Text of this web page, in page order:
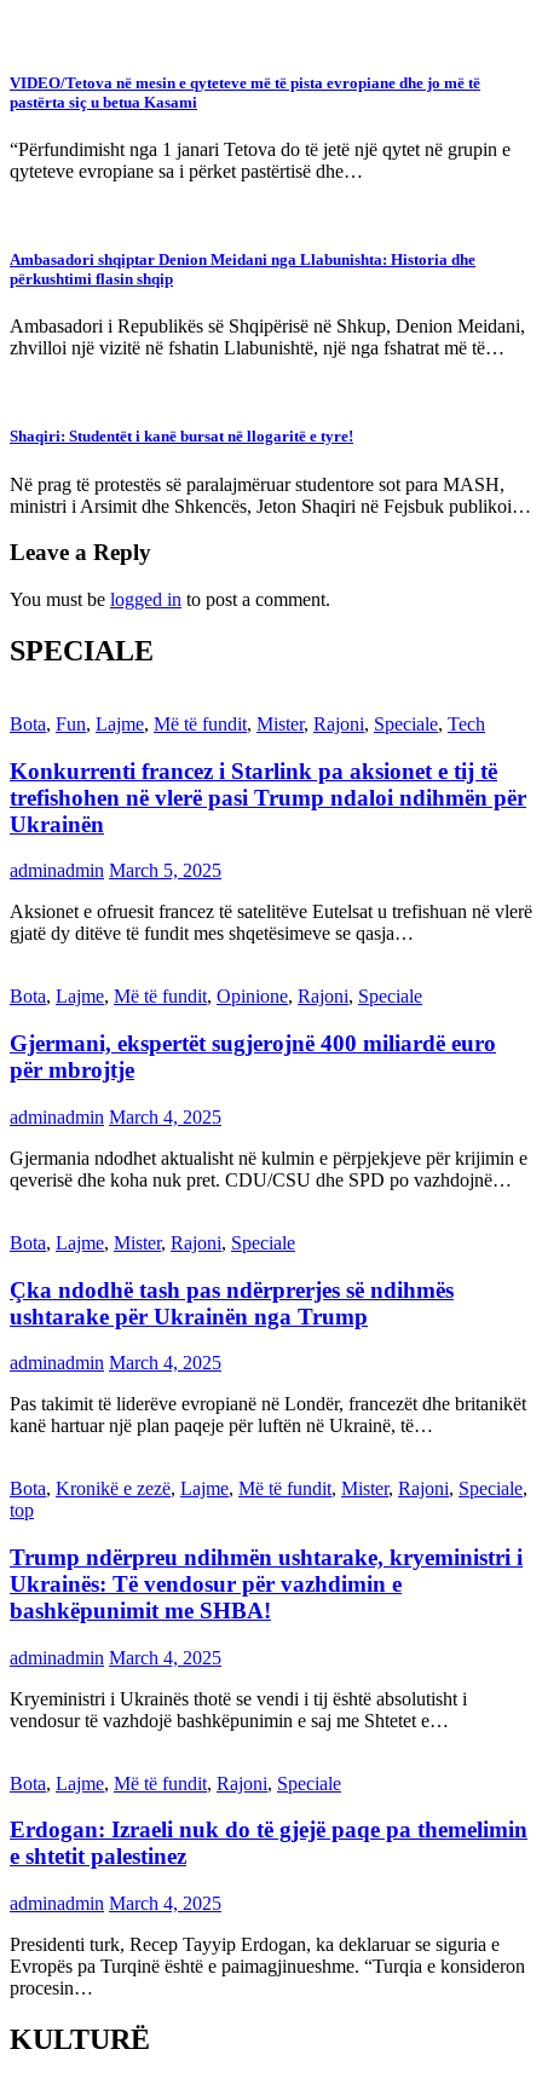
VIDEO/Tetova në mesin e qyteteve më të pista evropiane dhe jo më të
pastërta siç u betua Kasami
“Përfundimisht nga 1 janari Tetova do të jetë një qytet në grupin e
qyteteve evropiane sa i përket pastërtisë dhe…
Ambasadori shqiptar Denion Meidani nga Llabunishta: Historia dhe
përkushtimi flasin shqip
Ambasadori i Republikës së Shqipërisë në Shkup, Denion Meidani,
zhvilloi një vizitë në fshatin Llabunishtë, një nga fshatrat më të…
Shaqiri: Studentët i kanë bursat në llogaritë e tyre!
Në prag të protestës së paralajmëruar studentore sot para MASH,
ministri i Arsimit dhe Shkencës, Jeton Shaqiri në Fejsbuk publikoi…
Leave a Reply
You must be logged in to post a comment.
SPECIALE
Bota, Fun, Lajme, Më të fundit, Mister, Rajoni, Speciale, Tech
Konkurrenti francez i Starlink pa aksionet e tij të
trefishohen në vlerë pasi Trump ndaloi ndihmën për
Ukrainën
adminadmin March 5, 2025
Aksionet e ofruesit francez të satelitëve Eutelsat u trefishuan në vlerë
gjatë dy ditëve të fundit mes shqetësimeve se qasja…
Bota, Lajme, Më të fundit, Opinione, Rajoni, Speciale
Gjermani, ekspertët sugjerojnë 400 miliardë euro
për mbrojtje
adminadmin March 4, 2025
Gjermania ndodhet aktualisht në kulmin e përpjekjeve për krijimin e
qeverisë dhe koha nuk pret. CDU/CSU dhe SPD po vazhdojnë…
Bota, Lajme, Mister, Rajoni, Speciale
Çka ndodhë tash pas ndërprerjes së ndihmës
ushtarake për Ukrainën nga Trump
adminadmin March 4, 2025
Pas takimit të liderëve evropianë në Londër, francezët dhe britanikët
kanë hartuar një plan paqeje për luftën në Ukrainë, të…
Bota, Kronikë e zezë, Lajme, Më të fundit, Mister, Rajoni, Speciale,
top
Trump ndërpreu ndihmën ushtarake, kryeministri i
Ukrainës: Të vendosur për vazhdimin e
bashkëpunimit me SHBA!
adminadmin March 4, 2025
Kryeministri i Ukrainës thotë se vendi i tij është absolutisht i
vendosur të vazhdojë bashkëpunimin e saj me Shtetet e…
Bota, Lajme, Më të fundit, Rajoni, Speciale
Erdogan: Izraeli nuk do të gjejë paqe pa themelimin
e shtetit palestinez
adminadmin March 4, 2025
Presidenti turk, Recep Tayyip Erdogan, ka deklaruar se siguria e
Evropës pa Turqinë është e paimagjinueshme. “Turqia e konsideron
procesin…
KULTURË